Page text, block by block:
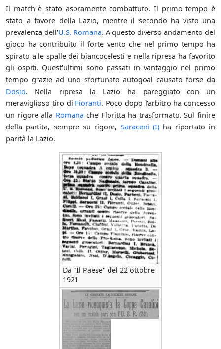
Il match è stato aspramente combattuto. Il primo tempo è
stato a favore della Lazio, mentre il secondo ha visto una
prevalenza dell'U.S. Romana. A questo diverso andamento del
gioco ha contribuito il forte vento che nel primo tempo ha
spirato alle spalle dei biancocelesti e nella ripresa ha favorito
gli ospiti. Quest'ultimi sono passati in vantaggio nel primo
tempo grazie ad uno sfortunato autogoal causato forse da
Dosio. Nella ripresa la Lazio ha pareggiato con un
meraviglioso tiro di Fioranti. Poco dopo l'arbitro ha concesso
un rigore alla Romana che Floritta ha trasformato. Sul finire
della partita, sempre su rigore, Saraceni (I) ha riportato in
parità la Lazio.
Da "Il Paese" del 22 ottobre
1921